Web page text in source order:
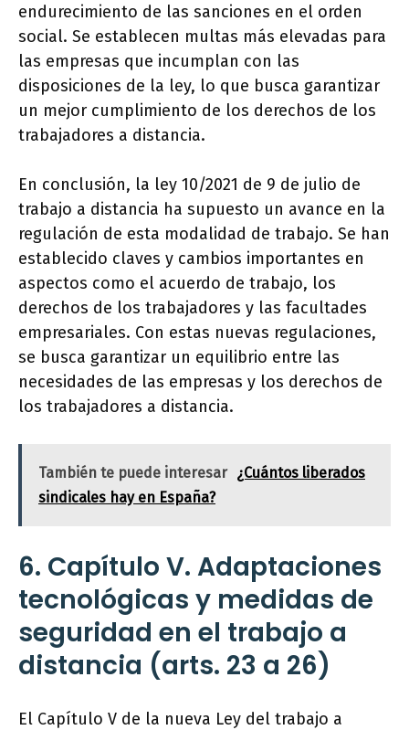
endurecimiento de las sanciones en el orden
social. Se establecen multas más elevadas para
las empresas que incumplan con las
disposiciones de la ley, lo que busca garantizar
un mejor cumplimiento de los derechos de los
trabajadores a distancia.
En conclusión, la ley 10/2021 de 9 de julio de
trabajo a distancia ha supuesto un avance en la
regulación de esta modalidad de trabajo. Se han
establecido claves y cambios importantes en
aspectos como el acuerdo de trabajo, los
derechos de los trabajadores y las facultades
empresariales. Con estas nuevas regulaciones,
se busca garantizar un equilibrio entre las
necesidades de las empresas y los derechos de
los trabajadores a distancia.
También te puede interesar ¿Cuántos liberados
sindicales hay en España?
6. Capítulo V. Adaptaciones
tecnológicas y medidas de
seguridad en el trabajo a
distancia (arts. 23 a 26)
El Capítulo V de la nueva Ley del trabajo a